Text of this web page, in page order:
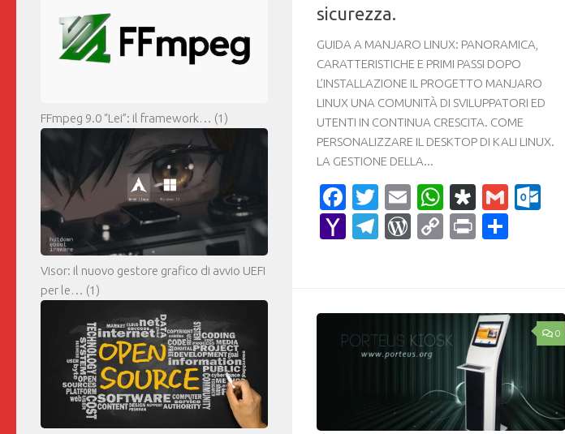
sicurezza.
GUIDA A MANJARO LINUX: PANORAMICA,
CARATTERISTICHE E PRIMI PASSI DOPO
L’INSTALLAZIONE IL PROGETTO MANJARO
LINUX UNA COMUNITÀ DI SVILUPPATORI ED
UTENTI IN CONTINUA CRESCITA. COME
PERSONALIZZARE IL DESKTOP DI KALI LINUX.
LA GESTIONE DELLA...
Facebook
Twitter
EmailWhatsApp
Diaspora
Gmail
YahooTelegram
WordPress
CopyPrint
0
FFmpeg 9.0 “Lei”: il framework… (1)
Visor: il nuovo gestore grafico di avvio UEFI
per le… (1)